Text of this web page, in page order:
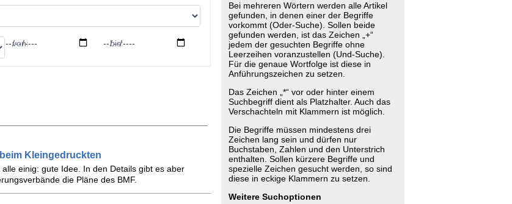
von: bis:
Kleingedruckten
einig: gute Idee. In den Details gibt es aber
die Pläne des BMF.
Bei mehreren Wörtern werden alle Artikel
gefunden, in denen einer der Begriffe
vorkommt (Oder-Suche). Sollen beide
gefunden werden, ist das Zeichen „+“
jedem der gesuchten Begriffe ohne
Leerzeihen voranzustellen (Und-Suche).
Für die genaue Wortfolge ist diese in
Anführungszeichen zu setzen.
Das Zeichen „*“ vor oder hinter einem
Suchbegriff dient als Platzhalter. Auch das
Verschachteln mit Klammern ist möglich.
Die Begriffe müssen mindestens drei
Zeichen lang sein und dürfen nur
Buchstaben, Zahlen und den Unterstrich
enthalten. Sollen kürzere Begriffe und
spezielle Zeichen gesucht werden, so sind
diese in eckige Klammern zu setzen.
Weitere Suchoptionen